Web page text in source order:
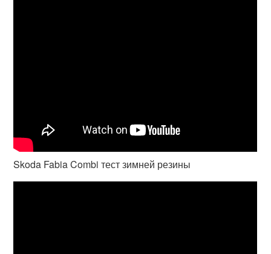
Skoda Fabia Combi тест зимней резины